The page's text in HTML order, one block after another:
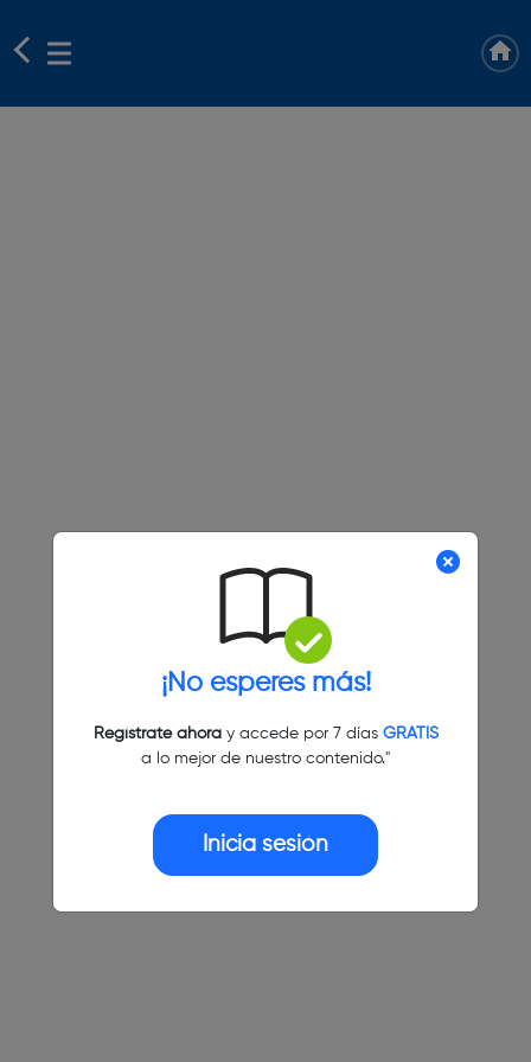
¡No esperes más!
Regístrate ahoray accede por 7 días GRATIS
a lo mejor de nuestro contenido."
Inicia sesión